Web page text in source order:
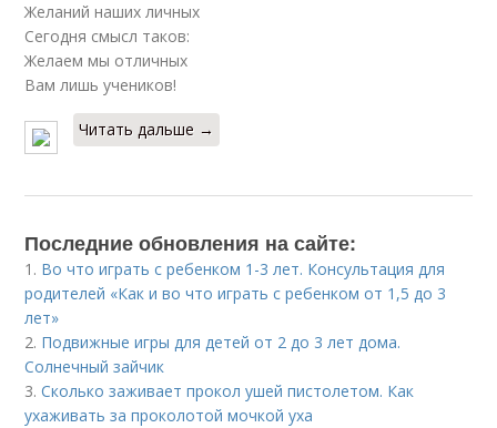
Желаний наших личных
Сегодня смысл таков:
Желаем мы отличных
Вам лишь учеников!
Читать дальше →
Последние обновления на сайте:
1. Во что играть с ребенком 1-3 лет. Консультация для
родителей «Как и во что играть с ребенком от 1,5 до 3
лет»
2. Подвижные игры для детей от 2 до 3 лет дома.
Солнечный зайчик
3.Сколько заживает прокол ушей пистолетом. Как
ухаживать за проколотой мочкой уха